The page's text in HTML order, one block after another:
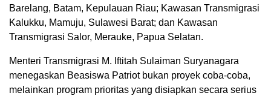
Barelang, Batam, Kepulauan Riau; Kawasan Transmigrasi
Kalukku, Mamuju, Sulawesi Barat; dan Kawasan
Transmigrasi Salor, Merauke, Papua Selatan.
Menteri Transmigrasi M. Iftitah Sulaiman Suryanagara
menegaskan Beasiswa Patriot bukan proyek coba-coba,
melainkan program prioritas yang disiapkan secara serius